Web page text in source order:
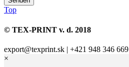
Top
© TEX-PRINT v. d. 2018
export@texprint.sk | +421 948 346 669
×